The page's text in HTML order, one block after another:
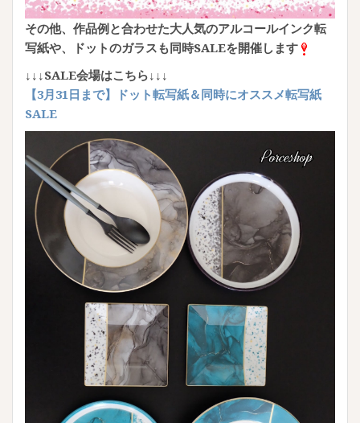
その他、 作品例と合わせた大人気のアルコールインク転
写紙や、
ドットのガラスも同時SALEを開催します
↓↓↓SALE会場はこちら↓↓↓
【3月31日まで】ドット転写紙＆同時にオススメ転写紙
SALE